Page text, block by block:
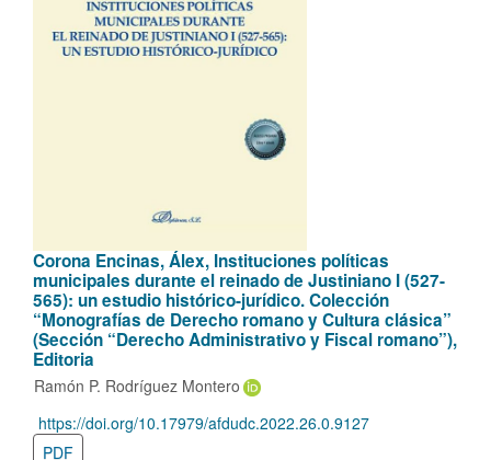
Corona Encinas, Álex, Instituciones políticas
municipales durante el reinado de Justiniano I (527-
565): un estudio histórico-jurídico. Colección
“Monografías de Derecho romano y Cultura clásica”
(Sección “Derecho Administrativo y Fiscal romano”),
Editoria
Ramón P. Rodríguez Montero
https://doi.org/10.17979/afdudc.2022.26.0.9127
PDF